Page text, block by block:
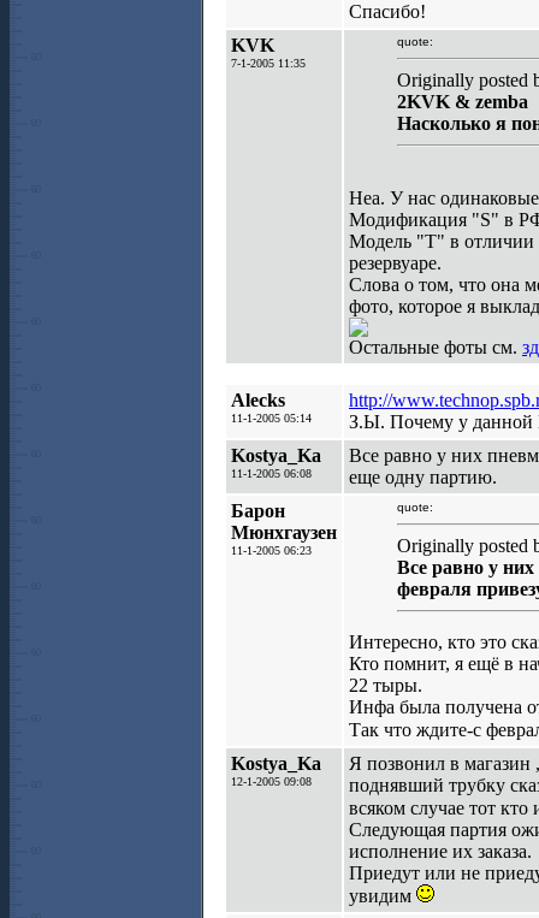
Спасибо!
KVK
7-1-2005 11:35
quote:
Originally posted
2KVK & zemba
Насколько я
Неа. У нас
Модификация "S" в РФ
Модель "Т" в отличии
резервуаре.
Слова о том, что она
фото, которое я
Остальные фоты см.
Alecks
11-1-2005 05:14
http://
З.Ы. Почему у данной
Kostya_Ka
11-1-2005 06:08
Все равно у них
еще одну партию.
Барон
Мюнхгаузен
11-1-2005 06:23
quote:
Originally posted
Все равно у
февраля
Интересно, кто это
Кто помнит, я ещё в
22 тыры.
Инфа была получена
Так что ждите-с
Kostya_Ka
12-1-2005 09:08
Я позвонил в магазин
поднявший трубку
всяком случае тот
Следующая партия
исполнение их заказа.
Приедут или не
увидим